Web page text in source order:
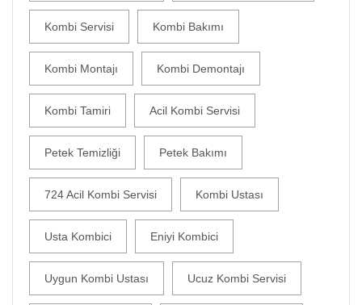
Kombi Servisi Kombi Bakımı
Kombi Montajı Kombi Demontajı
Kombi Tamiri Acil Kombi Servisi
Petek Temizliği Petek Bakımı
724 Acil Kombi Servisi Kombi Ustası
Usta Kombici Eniyi Kombici
Uygun Kombi Ustası Ucuz Kombi Servisi